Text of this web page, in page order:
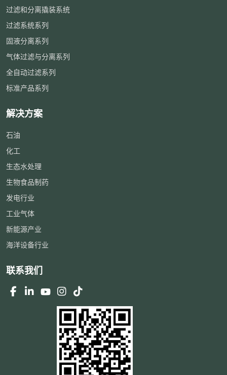
过滤和分离撬装系统
过滤系统系列
固液分离系列
气体过滤与分离系列
全自动过滤系列
标准产品系列
解决方案
石油
化工
生态水处理
生物食品制药
发电行业
工业气体
新能源产业
海洋设备行业
联系我们